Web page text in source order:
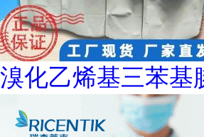
溴化乙烯基三苯基